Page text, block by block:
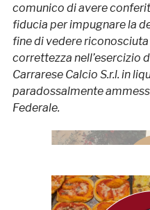
comunico di avere
fiducia per impugnare la
fine di vedere
correttezza nell’esercizio
Carrarese Calcio S.r.l. in
paradossalmente
Federale.